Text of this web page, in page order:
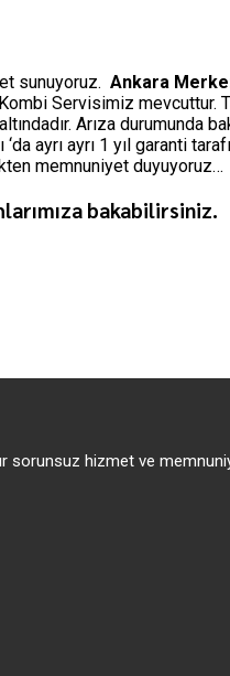
sunuyoruz. Ankara
Servisimiz
Arıza durumunda
ayrı ayrı 1 yıl garanti
memnuniyet duyuyoruz…
bakabilirsiniz.
sorunsuz hizmet ve